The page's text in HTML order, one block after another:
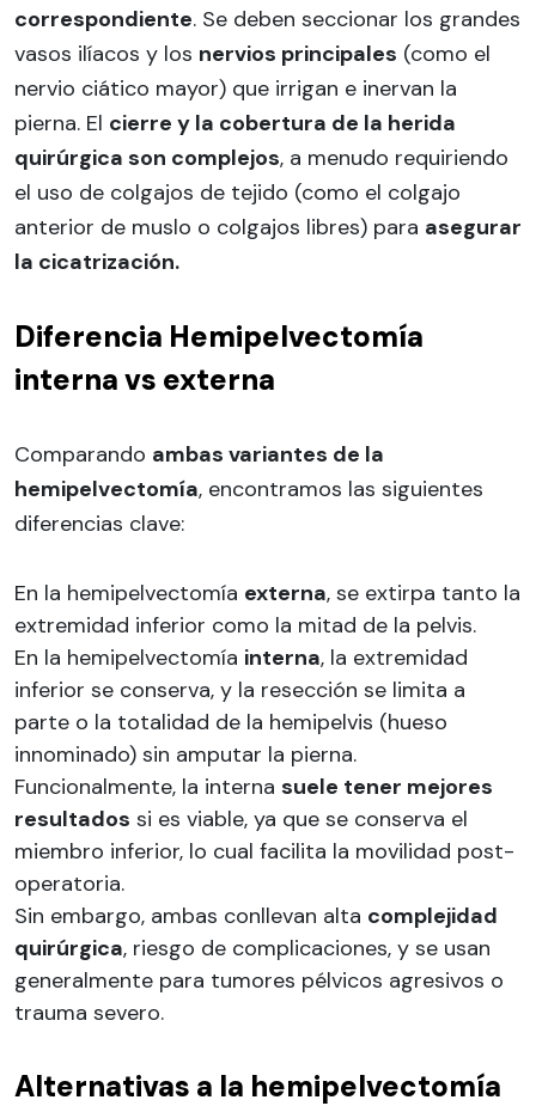
correspondiente. Se deben seccionar los grandes
vasos ilíacos y los nervios principales (como el
nervio ciático mayor) que irrigan e inervan la
pierna. El cierre y la cobertura de la herida
quirúrgica son complejos, a menudo requiriendo
el uso de colgajos de tejido (como el colgajo
anterior de muslo o colgajos libres) para asegurar
la cicatrización.
Diferencia Hemipelvectomía
interna vs externa
Comparando ambas variantes de la
hemipelvectomía, encontramos las siguientes
diferencias clave:
En la hemipelvectomía externa, se extirpa tanto la
extremidad inferior como la mitad de la pelvis.
En la hemipelvectomía interna, la extremidad
inferior se conserva, y la resección se limita a
parte o la totalidad de la hemipelvis (hueso
innominado) sin amputar la pierna.
Funcionalmente, la interna suele tener mejores
resultados si es viable, ya que se conserva el
miembro inferior, lo cual facilita la movilidad post-
operatoria.
Sin embargo, ambas conllevan alta complejidad
quirúrgica, riesgo de complicaciones, y se usan
generalmente para tumores pélvicos agresivos o
trauma severo.
Alternativas a la hemipelvectomía